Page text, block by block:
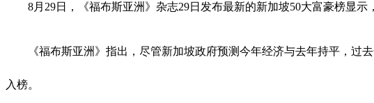
8月29日，《福布斯亚洲》杂志29日发布最新的新加坡50大富豪榜显
《福布斯亚洲》指出，尽管新加坡政府预测今年经济与去年持平，过
入榜。